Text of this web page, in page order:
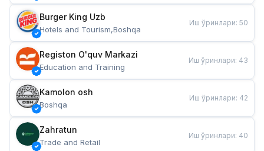
Burger King Uzb
Hotels and Tourism,Boshqa
Иш ўринлари: 50
Registon O'quv Markazi
Education and Training
Иш ўринлари: 43
Kamolon osh
Boshqa
Иш ўринлари: 42
Zahratun
Trade and Retail
Иш ўринлари: 40